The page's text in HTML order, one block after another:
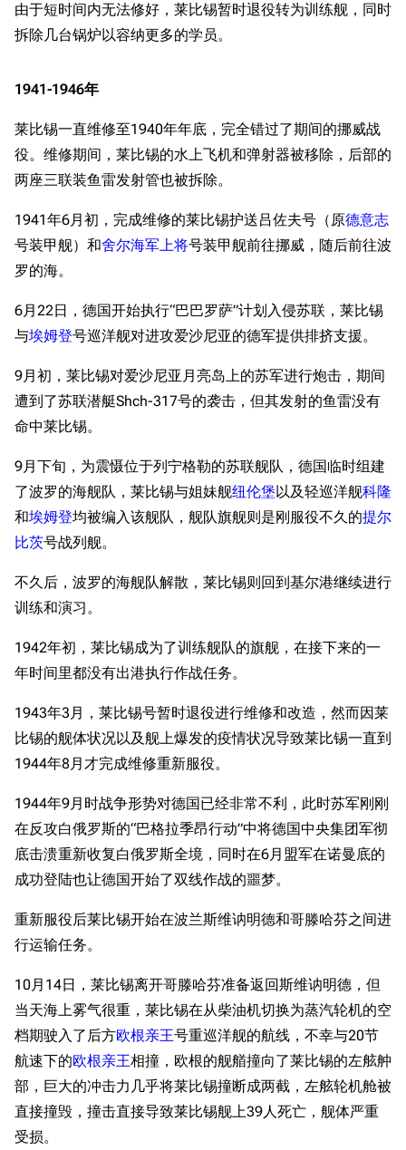
由于短时间内无法修好，莱比锡暂时退役转为训练舰，同时
拆除几台锅炉以容纳更多的学员。
1941-1946年
莱比锡一直维修至1940年年底，完全错过了期间的挪威战
役。维修期间，莱比锡的水上飞机和弹射器被移除，后部的
两座三联装鱼雷发射管也被拆除。
1941年6月初，完成维修的莱比锡护送吕佐夫号（原德意志
号装甲舰）和舍尔海军上将号装甲舰前往挪威，随后前往波
罗的海。
6月22日，德国开始执行“巴巴罗萨”计划入侵苏联，莱比锡
与埃姆登号巡洋舰对进攻爱沙尼亚的德军提供排挤支援。
9月初，莱比锡对爱沙尼亚月亮岛上的苏军进行炮击，期间
遭到了苏联潜艇Shch-317号的袭击，但其发射的鱼雷没有
命中莱比锡。
9月下旬，为震慑位于列宁格勒的苏联舰队，德国临时组建
了波罗的海舰队，莱比锡与姐妹舰纽伦堡以及轻巡洋舰科隆
和埃姆登均被编入该舰队，舰队旗舰则是刚服役不久的提尔
比茨号战列舰。
不久后，波罗的海舰队解散，莱比锡则回到基尔港继续进行
训练和演习。
1942年初，莱比锡成为了训练舰队的旗舰，在接下来的一
年时间里都没有出港执行作战任务。
1943年3月，莱比锡号暂时退役进行维修和改造，然而因莱
比锡的舰体状况以及舰上爆发的疫情状况导致莱比锡一直到
1944年8月才完成维修重新服役。
1944年9月时战争形势对德国已经非常不利，此时苏军刚刚
在反攻白俄罗斯的“巴格拉季昂行动”中将德国中央集团军彻
底击溃重新收复白俄罗斯全境，同时在6月盟军在诺曼底的
成功登陆也让德国开始了双线作战的噩梦。
重新服役后莱比锡开始在波兰斯维讷明德和哥滕哈芬之间进
行运输任务。
10月14日，莱比锡离开哥滕哈芬准备返回斯维讷明德，但
当天海上雾气很重，莱比锡在从柴油机切换为蒸汽轮机的空
档期驶入了后方欧根亲王号重巡洋舰的航线，不幸与20节
航速下的欧根亲王相撞，欧根的舰艏撞向了莱比锡的左舷舯
部，巨大的冲击力几乎将莱比锡撞断成两截，左舷轮机舱被
直接撞毁，撞击直接导致莱比锡舰上39人死亡，舰体严重
受损。